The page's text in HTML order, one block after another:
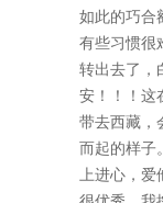
如此的巧合
有些习惯很
转出去了，
安！！！这
带去西藏，
而起的样子
上进心，